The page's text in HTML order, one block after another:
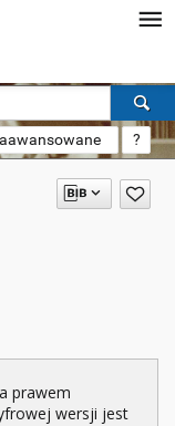
?
prawem
wersji jest